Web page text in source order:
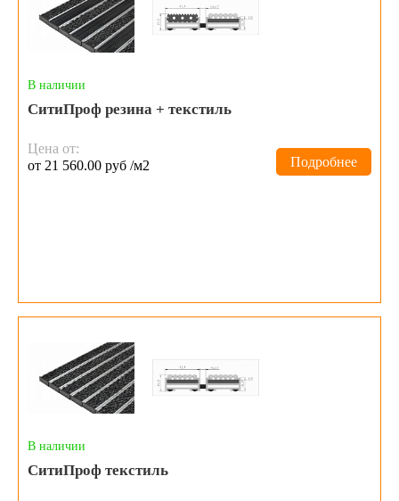
В наличии
СитиПроф резина + текстиль
Цена от:
от 21 560.00 руб /м2
Подробнее
В наличии
СитиПроф текстиль